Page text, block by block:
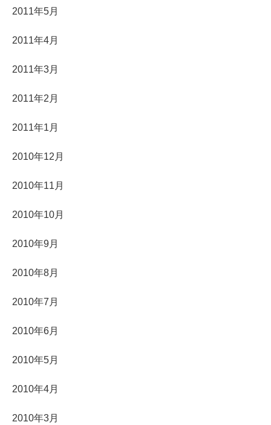
2011年5月
2011年4月
2011年3月
2011年2月
2011年1月
2010年12月
2010年11月
2010年10月
2010年9月
2010年8月
2010年7月
2010年6月
2010年5月
2010年4月
2010年3月